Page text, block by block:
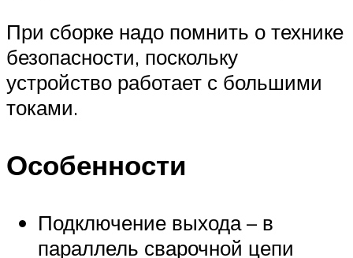
При сборке надо помнить о технике
безопасности, поскольку
устройство работает с большими
токами.
Особенности
Подключение выхода – в
параллель сварочной цепи